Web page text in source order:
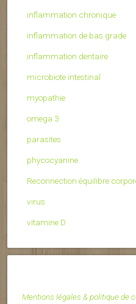
inflammation chronique
inflammation de bas grade
inflammation dentaire
microbiote intestinal
myopathie
omega 3
parasites
phycocyanine
Reconnection équilibre
virus
vitamine D
Mentions légales & politique de